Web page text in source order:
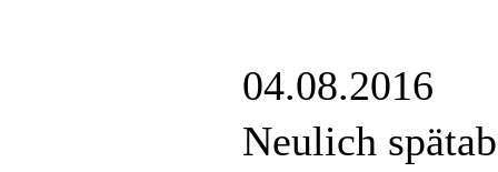
04.08.2016
Neulich